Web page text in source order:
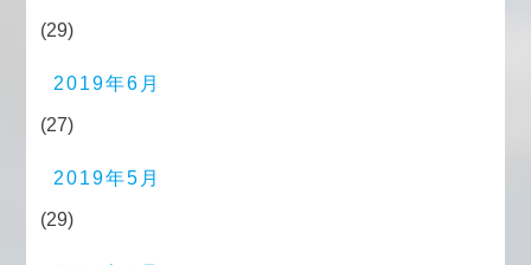
(29)
2019年6月
(27)
2019年5月
(29)